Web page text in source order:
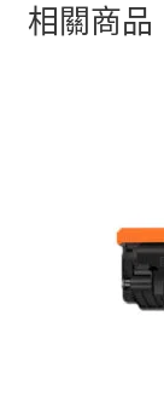
相關商品